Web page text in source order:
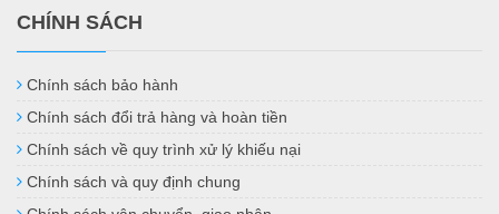
CHÍNH SÁCH
Chính sách bảo hành
Chính sách đổi trả hàng và hoàn tiền
Chính sách về quy trình xử lý khiếu nại
Chính sách và quy định chung